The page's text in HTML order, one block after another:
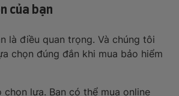
của bạn
là điều quan trọng. Và chúng tôi
chọn đúng đắn khi mua bảo hiểm
chọn lựa. Bạn có thể mua online